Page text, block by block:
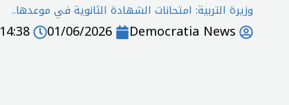
وزيرة التربية: امتحانات الشهادة الثانوية في موعدها..
Democratia News
01/06/2026
14:38